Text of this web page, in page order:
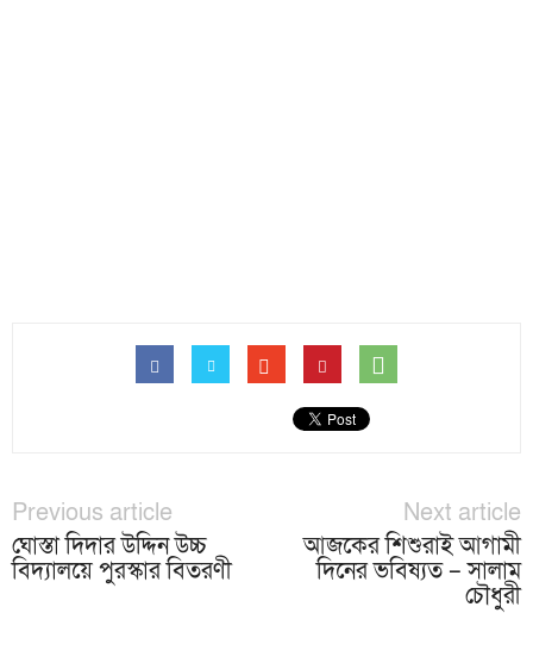
Previous article
ঘোস্তা দিদার উদ্দিন উচ্চ
বিদ্যালয়ে পুরস্কার বিতরণী
Next article
আজকের শিশুরাই আগামী
দিনের ভবিষ্যত – সালাম
চৌধুরী